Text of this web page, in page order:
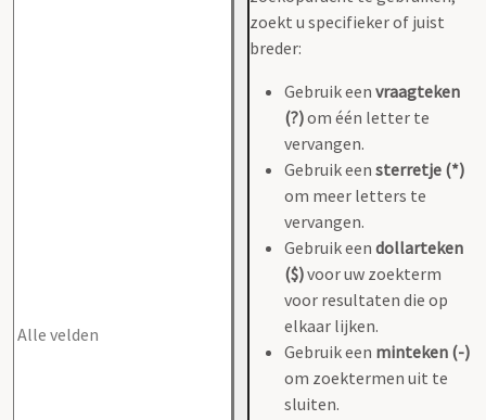
zoekt u specifieker of juist
breder:
Gebruik een vraagteken
(?)om één letter te
vervangen.
Gebruik een sterretje (*)
om meer letters te
vervangen.
Gebruik een dollarteken
($)voor uw zoekterm
voor resultaten die op
elkaar lijken.
Gebruik een minteken (-)
om zoektermen uit te
sluiten.